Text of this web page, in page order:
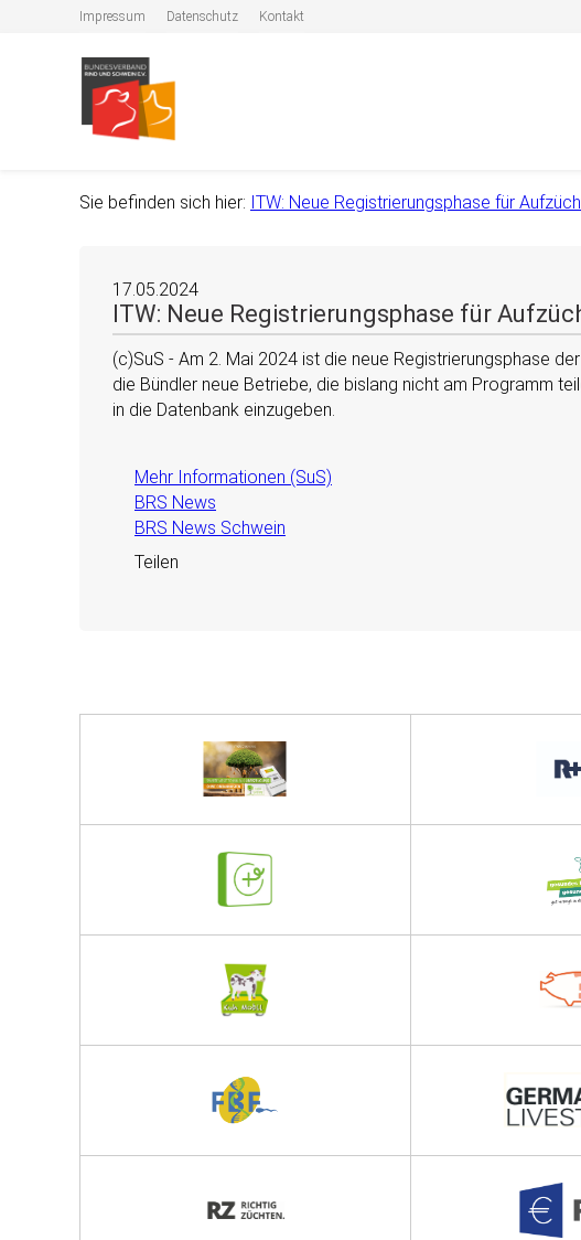
Impressum Datenschutz Kontakt
Sie befinden sich hier: ITW: Neue Registrierungsphase für
17.05.2024
ITW: Neue Registrierungsphase für
(c)SuS - Am 2. Mai 2024 ist die neue Registrierungsphase
die Bündler neue Betriebe, die bislang nicht am Programm
in die Datenbank einzugeben.
Mehr Informationen (SuS)
BRS News
BRS News Schwein
Teilen